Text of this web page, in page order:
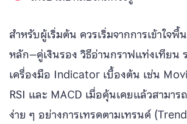
สำหรับผู้เริ่มต้น ควรเริ่มจากการเข้าใจพื้
หลัก–คู่เงินรอง วิธีอ่านกราฟแท่งเทียน
เครื่องมือ Indicator เบื้องต้น เช่น
RSI และ MACD เมื่อคุ้นเคยแล้วสามา
ง่าย ๆ อย่างการเทรดตามเทรนด์